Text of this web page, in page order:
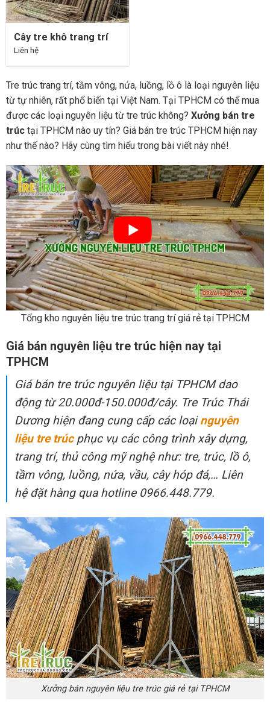
Cây tre khô trang trí
Liên hệ
Tre trúc trang trí, tầm vông, nứa, luồng, lồ ô là loại nguyên liệu
từ tự nhiên, rất phổ biến tại Việt Nam. Tại TPHCM có thể mua
được các loại nguyên liệu từ tre trúc không? Xưởng bán tre
trúc tại TPHCM nào uy tín? Giá bán tre trúc TPHCM hiện nay
như thế nào? Hãy cùng tìm hiểu trong bài viết này nhé!
Tổng kho nguyên liệu tre trúc trang trí giá rẻ tại TPHCM
Giá bán nguyên liệu tre trúc hiện nay tại
TPHCM
Giá bán tre trúc nguyên liệu tại TPHCM dao
động từ 20.000đ-150.000đ/cây. Tre Trúc Thái
Dương hiện đang cung cấp các loạinguyên
liệu tre trúcphục vụ các công trình xây dựng,
trang trí, thủ công mỹ nghệ như: tre, trúc, lồ ô,
tầm vông, luồng, nứa, vầu, cây hóp đá,… Liên
hệ đặt hàng qua hotline 0966.448.779.
Xưởng bán nguyên liệu tre trúc giá rẻ tại TPHCM